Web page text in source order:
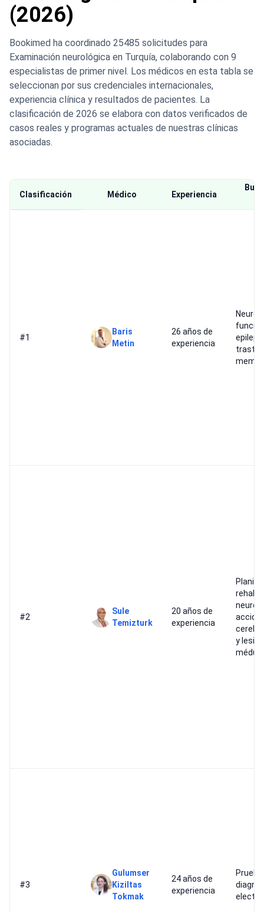
(2026)
Bookimed ha coordinado 25485 solicitudes para
Examinación neurológica en Turquía, colaborando con 9
especialistas de primer nivel. Los médicos en esta tabla se
seleccionan por sus credenciales internacionales,
experiencia clínica y resultados de pacientes. La
clasificación de 2026 se elabora con datos verificados de
casos reales y programas actuales de nuestras clínicas
asociadas.
Clasificación Médico Experiencia
#1
Baris
Metin
26 años de
experiencia
#2
Sule
Temizturk
20 años de
experiencia
y
#3
Gulumser
Kiziltas
Tokmak
24 años de
experiencia